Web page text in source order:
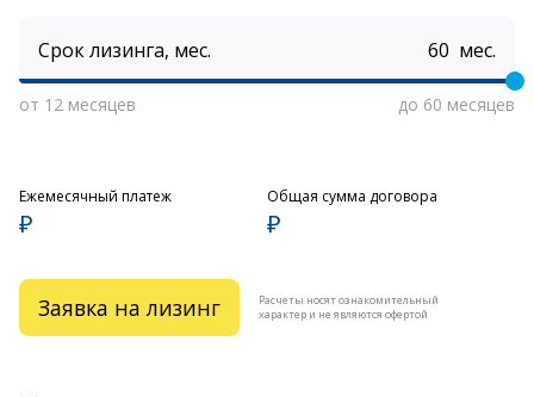
Срок лизинга, мес. мес.
от 12 месяцев до 60 месяцев
Ежемесячный платеж
₽
Общая сумма договора
₽
Заявка на лизинг
Расчеты носят ознакомительный
характер и не являются офертой